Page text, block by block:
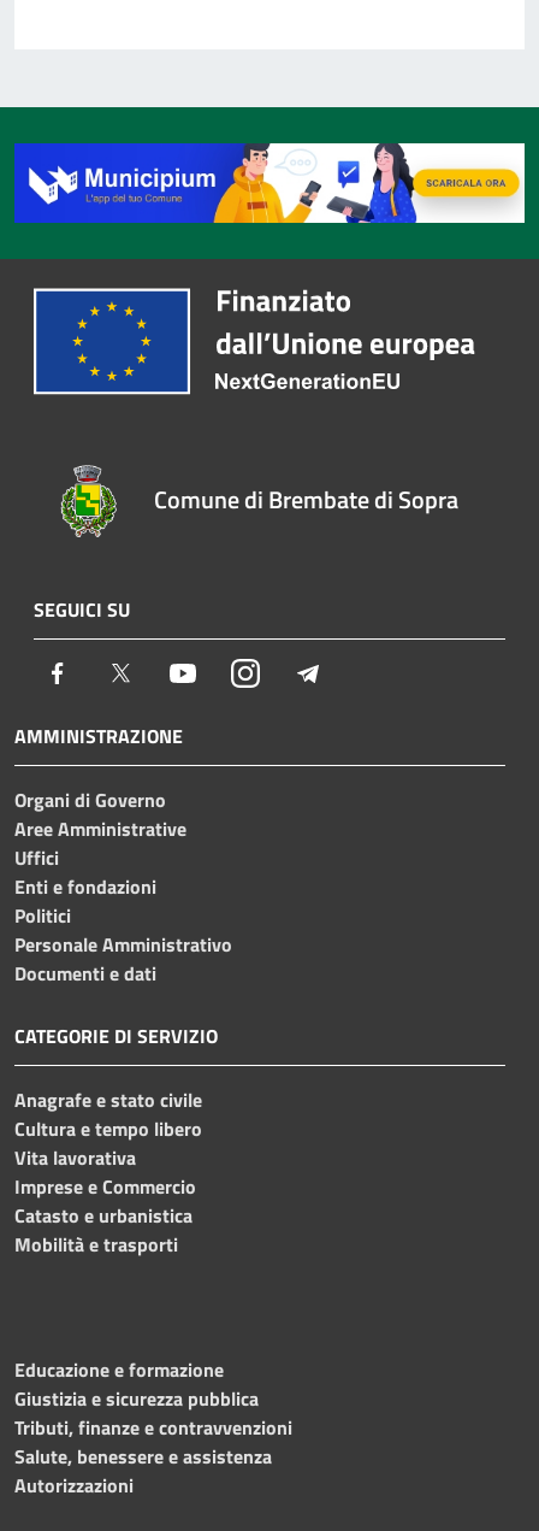
Comune di Brembate di Sopra
SEGUICI SU
Facebook Twitter YoutubeInstagram
AMMINISTRAZIONE
Organi di Governo
Aree Amministrative
Uffici
Enti e fondazioni
Politici
Personale Amministrativo
Documenti e dati
CATEGORIE DI SERVIZIO
Anagrafe e stato civile
Cultura e tempo libero
Vita lavorativa
Imprese e Commercio
Catasto e urbanistica
Mobilità e trasporti
Educazione e formazione
Giustizia e sicurezza pubblica
Tributi, finanze e contravvenzioni
Salute, benessere e assistenza
Autorizzazioni